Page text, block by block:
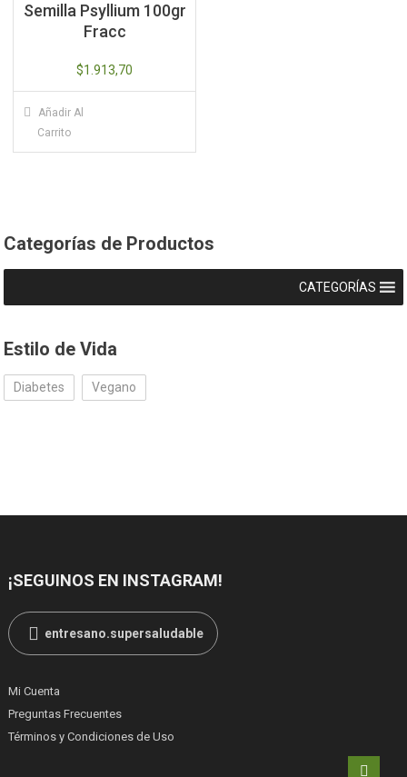
Semilla Psyllium 100gr
Fracc
$1.913,70
Añadir Al
Carrito
Categorías de Productos
CATEGORÍAS
Estilo de Vida
Diabetes Vegano
¡SEGUINOS EN INSTAGRAM!
entresano.supersaludable
Mi Cuenta
Preguntas Frecuentes
Términos y Condiciones de Uso